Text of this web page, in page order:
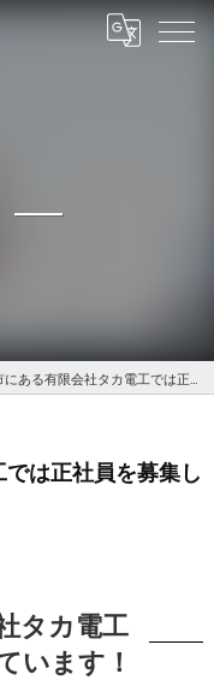
る有限会社タカ電工では正社員を募集しています！
は正社員を募集し
タカ電工
います！